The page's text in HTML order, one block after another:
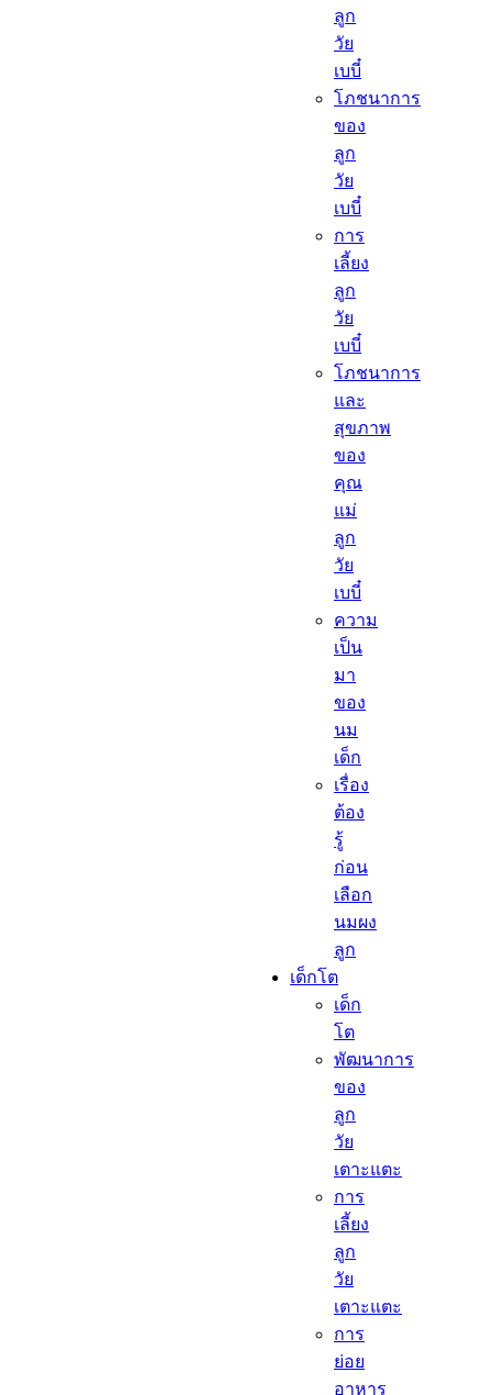
ลูก
วัย
เบบี๋
โภชนาการ
ของ
ลูก
วัย
เบบี๋
การ
เลี้ยง
ลูก
วัย
เบบี๋
โภชนาการ
และ
สุขภาพ
ของ
คุณ
แม่
ลูก
วัย
เบบี๋
ความ
เป็น
มา
ของ
นม
เด็ก
เรื่อง
ต้อง
รู้
ก่อน
เลือก
นมผง
ลูก​
เด็กโต​
เด็ก
โต​
พัฒนาการ
ของ
ลูก
วัย
เตาะแตะ
การ
เลี้ยง
ลูก
วัย
เตาะแตะ
การ
ย่อย
อาหาร